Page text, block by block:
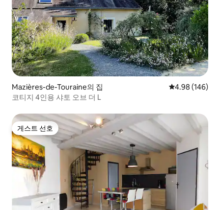
Mazières-de-Touraine의 집 평점 4.98점(5
4.98 (146)
코티지 4인용 샤토 오브 더 L
게스트 선호
게스트 선호